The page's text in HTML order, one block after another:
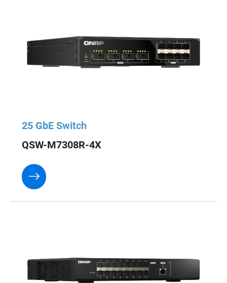
25 GbE Switch
QSW-M7308R-4X